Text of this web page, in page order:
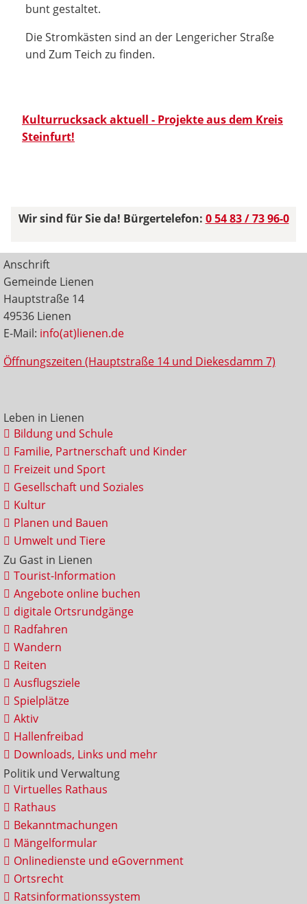
bunt gestaltet.
Die Stromkästen sind an der Lengericher Straße
und Zum Teich zu finden.
Kulturrucksack aktuell - Projekte aus dem Kreis
Steinfurt!
Wir sind für Sie da! Bürgertelefon: 0 54 83 / 73 96-0
Anschrift
Gemeinde Lienen
Hauptstraße 14
49536 Lienen
E-Mail: info(at)lienen.de
Öffnungszeiten (Hauptstraße 14 und Diekesdamm 7)
Leben in Lienen
Bildung und Schule
Familie, Partnerschaft und Kinder
Freizeit und Sport
Gesellschaft und Soziales
Kultur
Planen und Bauen
Umwelt und Tiere
Zu Gast in Lienen
Tourist-Information
Angebote online buchen
digitale Ortsrundgänge
Radfahren
Wandern
Reiten
Ausflugsziele
Spielplätze
Aktiv
Hallenfreibad
Downloads, Links und mehr
Politik und Verwaltung
Virtuelles Rathaus
Rathaus
Bekanntmachungen
Mängelformular
Onlinedienste und eGovernment
Ortsrecht
Ratsinformationssystem